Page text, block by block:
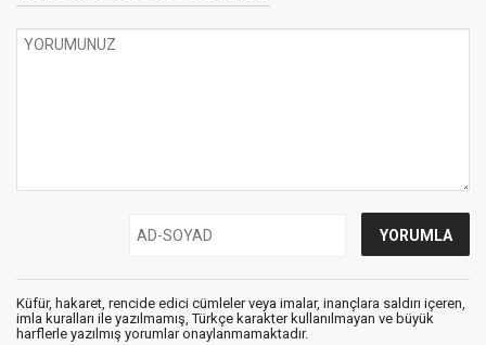
Küfür, hakaret, rencide edici cümleler veya imalar, inançlara saldırı içeren,
imla kuralları ile yazılmamış, Türkçe karakter kullanılmayan ve büyük
harflerle yazılmış yorumlar onaylanmamaktadır.